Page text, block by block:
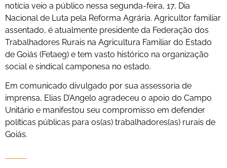
notícia veio a público nessa segunda-feira, 17, Dia
Nacional de Luta pela Reforma Agrária. Agricultor familiar
assentado, é atualmente presidente da Federação dos
Trabalhadores Rurais na Agricultura Familiar do Estado
de Goiás (Fetaeg) e tem vasto histórico na organização
social e sindical camponesa no estado.
Em comunicado divulgado por sua assessoria de
imprensa, Elias D’Angelo agradeceu o apoio do Campo
Unitário e manifestou seu compromisso em defender
políticas públicas para os(as) trabalhadores(as) rurais de
Goiás.